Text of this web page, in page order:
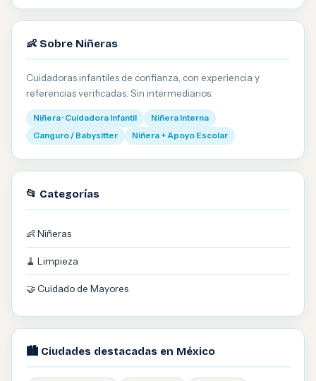
👶 Sobre Niñeras
Cuidadoras infantiles de confianza, con experiencia y
referencias verificadas. Sin intermediarios.
Niñera · Cuidadora Infantil
Niñera Interna
Canguro / Babysitter
Niñera + Apoyo Escolar
📂 Categorías
👶 Niñeras
🧹 Limpieza
🤝 Cuidado de Mayores
🏙️ Ciudades destacadas en México